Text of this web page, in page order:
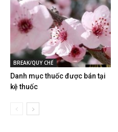
BREAK/QUY CHẾ
Danh mục thuốc được bán tại
kệ thuốc